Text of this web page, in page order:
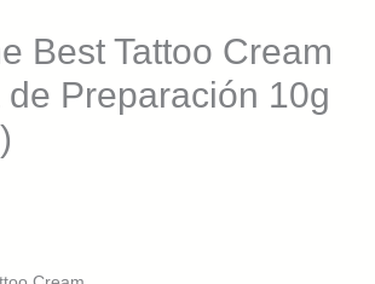
Best Tattoo Cream
Preparación 10g